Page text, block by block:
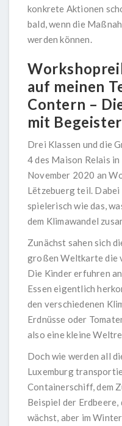
konkrete Aktionen
bald, wenn die
werden können.
auf meinen
Contern –
mit
Drei Klassen und die
4 des Maison Relais
November 2020 an
Lëtzebuerg teil.
spielerisch wie das,
dem Klimawandel
Zunächst sahen sich
großen Weltkarte die
Die Kinder erfuhren
Essen eigentlich
den verschiedenen
Erdnüsse oder
also eine kleine
Doch wie werden all
Luxemburg
Containerschiff, dem
Beispiel der Erdbeere,
wächst, aber im